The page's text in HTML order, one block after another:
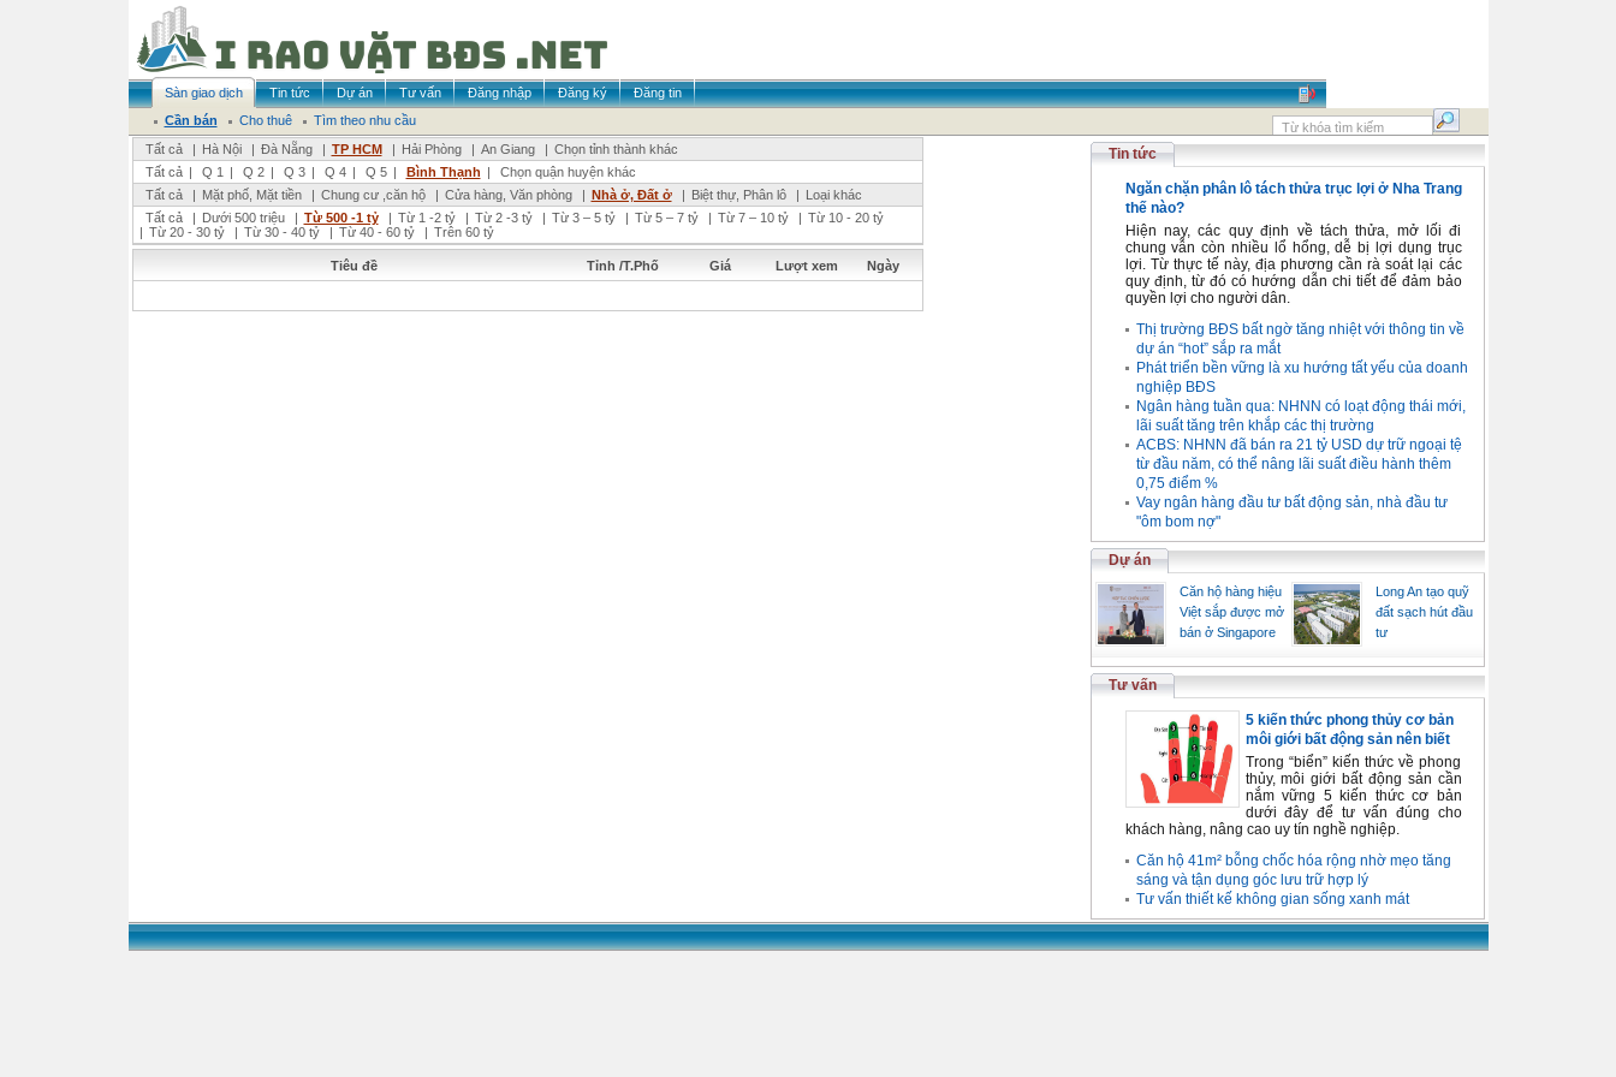
Sàn giao dịch Tin tức Dự án Tư vấn Đăng nhập Đăng ký
Đăng tin
Cần bán
Cho thuê
Tìm theo nhu cầu
Tất cả
| Hà Nội | Đà Nẵng | TP HCM | Hải Phòng | An Giang | Chọn tỉnh thành khác
Tất cả | Q 1 | Q 2 | Q 3 | Q 4 | Q 5 | Bình Thạnh |
Chọn quận huyện khác
Tất cả
| Mặt phố, Mặt tiền | Chung cư ,căn hộ | Cửa hàng, Văn phòng | Nhà ở, Đất ở | Biệt thự, Phân lô | Loại khác
Tất cả
| Dưới 500 triệu | Từ 500 -1 tỷ | Từ 1 -2 tỷ | Từ 2 -3 tỷ | Từ 3 – 5 tỷ | Từ 5 – 7 tỷ | Từ 7 – 10 tỷ | Từ 10 - 20 tỷ
| Từ 20 - 30 tỷ | Từ 30 - 40 tỷ | Từ 40 - 60 tỷ | Trên 60 tỷ
Tiêu đề Tỉnh /T.Phố Giá Lượt xem Ngày
Tin tức
Ngăn chặn phân lô tách thửa trục lợi ở Nha Trang
thế nào?
Hiện nay, các quy định về tách thửa, mở lối đi
chung vẫn còn nhiều lổ hổng, dễ bị lợi dụng trục
lợi. Từ thực tế này, địa phương cần rà soát lại các
quy định, từ đó có hướng dẫn chi tiết để đảm bảo
quyền lợi cho người dân.
Thị trường BĐS bất ngờ tăng nhiệt với thông tin về
dự án “hot” sắp ra mắt
Phát triển bền vững là xu hướng tất yếu của doanh
nghiệp BĐS
Ngân hàng tuần qua: NHNN có loạt động thái mới,
lãi suất tăng trên khắp các thị trường
ACBS: NHNN đã bán ra 21 tỷ USD dự trữ ngoại tệ
từ đầu năm, có thể nâng lãi suất điều hành thêm
0,75 điểm %
Vay ngân hàng đầu tư bất động sản, nhà đầu tư
"ôm bom nợ"
Dự án
Căn hộ hàng hiệu
Việt sắp được mở
bán ở Singapore
Long An tạo quỹ
đất sạch hút đầu
tư
Tư vấn
5 kiến thức phong thủy cơ bản
môi giới bất động sản nên biết
Trong “biển” kiến thức về phong
thủy, môi giới bất động sản cần
nắm vững 5 kiến thức cơ bản
dưới đây để tư vấn đúng cho
khách hàng, nâng cao uy tín nghề nghiệp.
Căn hộ 41m² bỗng chốc hóa rộng nhờ mẹo tăng
sáng và tận dụng góc lưu trữ hợp lý
Tư vấn thiết kế không gian sống xanh mát